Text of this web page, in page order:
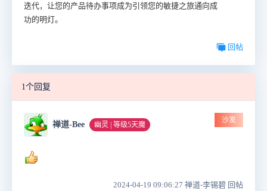
迭代，让您的产品待办事项成为引领您的敏捷之旅通向成
功的明灯。
回帖
1个回复
禅道-Bee 幽灵 | 等级5天魔
沙发
2024-04-19 09:06:27 禅道-李锡碧 回帖